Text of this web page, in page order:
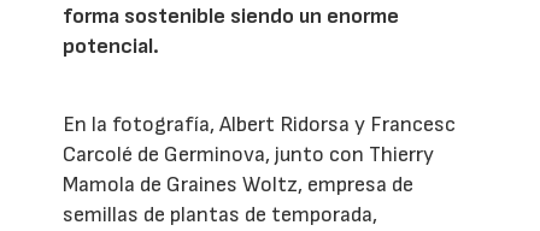
forma sostenible siendo un enorme
potencial.
En la fotografía, Albert Ridorsa y Francesc
Carcolé de Germinova, junto con Thierry
Mamola de Graines Woltz, empresa de
semillas de plantas de temporada,